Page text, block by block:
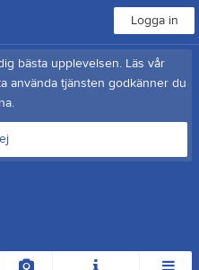
Logga in
bästa upplevelsen. Läs vår
använda tjänsten godkänner du